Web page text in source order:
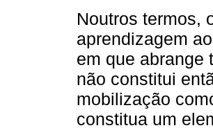
Noutros termos,
aprendizagem
em que abrange
não constitui
mobilização
constitua um